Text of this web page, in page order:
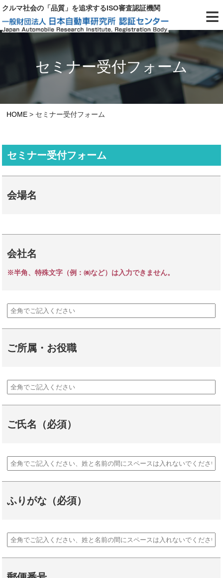
クルマ社会の「品質」を追求するISO審査認証機関 ≡
セミナー受付フォーム
HOME > セミナー受付フォーム
セミナー受付フォーム
会場名
会社名
※半角、特殊文字（例：㈱など）は入力できません。
ご所属・お役職
ご氏名（必須）
ふりがな（必須）